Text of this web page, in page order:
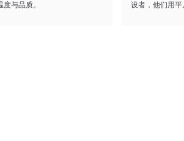
设者，他们用平凡坚守书写着不平凡的故事。​